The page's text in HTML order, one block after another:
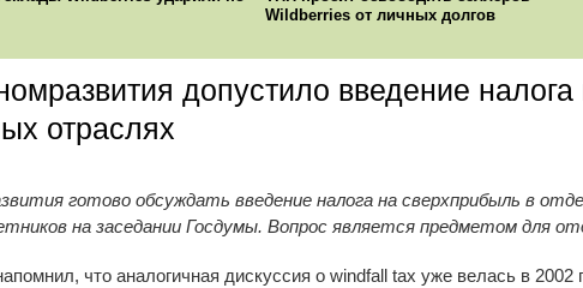
Wildberries от личных долгов
допустило введение
отраслях
готово обсуждать введение налога на сверхприбыль в
на заседании Госдумы. Вопрос является предметом для
что аналогичная дискуссия о windfall tax уже велась в 2002